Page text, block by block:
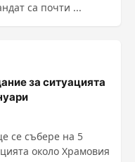
са почти ...
за ситуацията
се събере на 5
около Храмовия